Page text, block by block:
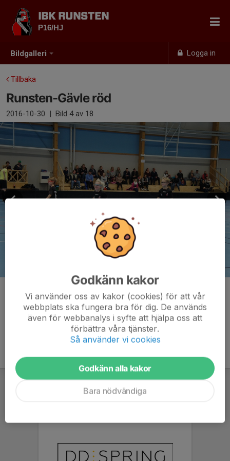
Bildgalleri Logga in
IBK RUNSTEN
P16/HJ
Tillbaka
Runsten-Gävle röd
2016-10-30 | Bild 4av 18
Kommentarer
Godkänn kakor
Vi använder oss av kakor (cookies) för att vår
webbplats ska fungera bra för dig. De används
även för webbanalys i syfte att hjälpa oss att
förbättra våra tjänster.
Så använder vi cookies
Godkänn alla kakor
Bara nödvändiga